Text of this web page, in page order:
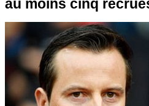
au moins cinq